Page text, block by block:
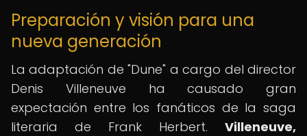
Preparación y visión para una
nueva generación
La adaptación de "Dune" a cargo del director
Denis Villeneuve ha causado gran
expectación entre los fanáticos de la saga
literaria de Frank Herbert. Villeneuve,